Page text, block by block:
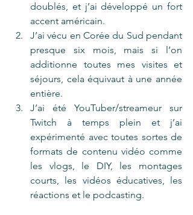
doublés, et j’ai développé un fort
accent américain.
J’ai vécu en Corée du Sud pendant
presque six mois, mais si l’on
additionne toutes mes visites et
séjours, cela équivaut à une année
entière.
J’ai été YouTuber/streameur sur
Twitch à temps plein et j’ai
expérimenté avec toutes sortes de
formats de contenu vidéo comme
les vlogs, le DIY, les montages
courts, les vidéos éducatives, les
réactions et le podcasting.